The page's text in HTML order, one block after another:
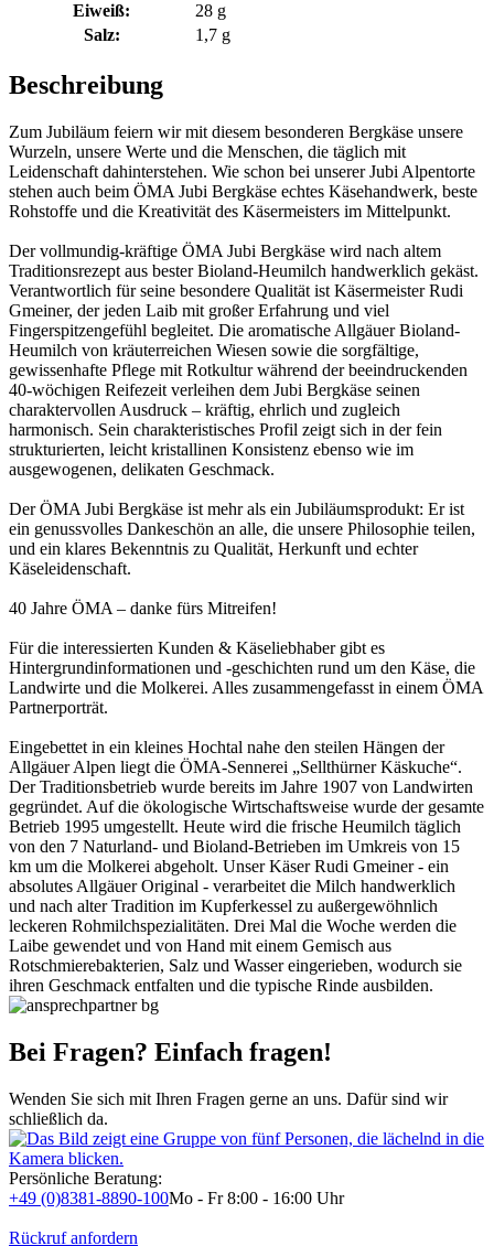
Eiweiß:
28 g
Salz:
1,7 g
Beschreibung
Zum Jubiläum feiern wir mit diesem besonderen Bergkäse unsere
Wurzeln, unsere Werte und die Menschen, die täglich mit
Leidenschaft dahinterstehen. Wie schon bei unserer Jubi Alpentorte
stehen auch beim ÖMA Jubi Bergkäse echtes Käsehandwerk, beste
Rohstoffe und die Kreativität des Käsermeisters im Mittelpunkt.
Der vollmundig-kräftige ÖMA Jubi Bergkäse wird nach altem
Traditionsrezept aus bester Bioland-Heumilch handwerklich gekäst.
Verantwortlich für seine besondere Qualität ist Käsermeister Rudi
Gmeiner, der jeden Laib mit großer Erfahrung und viel
Fingerspitzengefühl begleitet. Die aromatische Allgäuer Bioland-
Heumilch von kräuterreichen Wiesen sowie die sorgfältige,
gewissenhafte Pflege mit Rotkultur während der beeindruckenden
40-wöchigen Reifezeit verleihen dem Jubi Bergkäse seinen
charaktervollen Ausdruck – kräftig, ehrlich und zugleich
harmonisch. Sein charakteristisches Profil zeigt sich in der fein
strukturierten, leicht kristallinen Konsistenz ebenso wie im
ausgewogenen, delikaten Geschmack.
Der ÖMA Jubi Bergkäse ist mehr als ein Jubiläumsprodukt: Er ist
ein genussvolles Dankeschön an alle, die unsere Philosophie teilen,
und ein klares Bekenntnis zu Qualität, Herkunft und echter
Käseleidenschaft.
40 Jahre ÖMA – danke fürs Mitreifen!
Für die interessierten Kunden & Käseliebhaber gibt es
Hintergrundinformationen und -geschichten rund um den Käse, die
Landwirte und die Molkerei. Alles zusammengefasst in einem ÖMA
Partnerporträt.
Eingebettet in ein kleines Hochtal nahe den steilen Hängen der
Allgäuer Alpen liegt die ÖMA-Sennerei „Sellthürner Käskuche“.
Der Traditionsbetrieb wurde bereits im Jahre 1907 von Landwirten
gegründet. Auf die ökologische Wirtschaftsweise wurde der gesamte
Betrieb 1995 umgestellt. Heute wird die frische Heumilch täglich
von den 7 Naturland- und Bioland-Betrieben im Umkreis von 15
km um die Molkerei abgeholt. Unser Käser Rudi Gmeiner - ein
absolutes Allgäuer Original - verarbeitet die Milch handwerklich
und nach alter Tradition im Kupferkessel zu außergewöhnlich
leckeren Rohmilchspezialitäten. Drei Mal die Woche werden die
Laibe gewendet und von Hand mit einem Gemisch aus
Rotschmierebakterien, Salz und Wasser eingerieben, wodurch sie
ihren Geschmack entfalten und die typische Rinde ausbilden.
Bei Fragen? Einfach fragen!
Wenden Sie sich mit Ihren Fragen gerne an uns. Dafür sind wir
schließlich da.
Persönliche Beratung:
+49 (0)8381-8890-100Mo - Fr 8:00 - 16:00 Uhr
Rückruf anfordern